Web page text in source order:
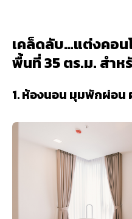
เคล็ดลับ…แต่งคอน
พื้นที่ 35 ตร.ม. สำ
1. ห้องนอน มุมพักผ่อน